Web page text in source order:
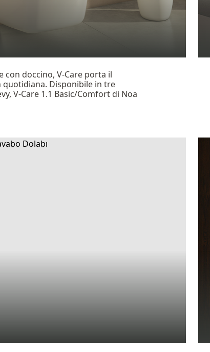
con doccino, V-Care porta il
Disponibile in tre
V-Care 1.1 Basic/Comfort di Noa